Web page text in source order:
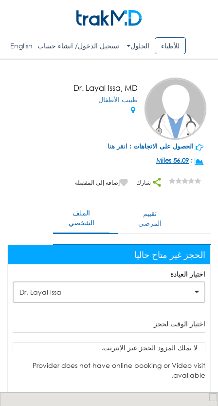
للأطباء الحلول تسجيل الدخول/ انشاء حساب English
Dr. Layal Issa, MD
طبيب الأطفال
الحصول على الاتجاهات : انقر هنا
:
56.09 Miles
شارك إضافة إلى المفضلة
الملف
الشخصي
تقييم
المرضى
الحجز غير متاح حاليا
اختيار العيادة
Dr. Layal Issa
اختيار الوقت لحجز
لا يملك المزود الحجز عبر الإنترنت.
Provider does not have online booking or Video visit
available.